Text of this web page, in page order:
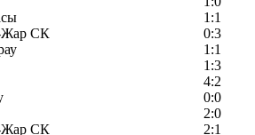
1:1
Жар СК
0:3
1:1
1:3
4:2
0:0
2:0
Жар СК
2:1